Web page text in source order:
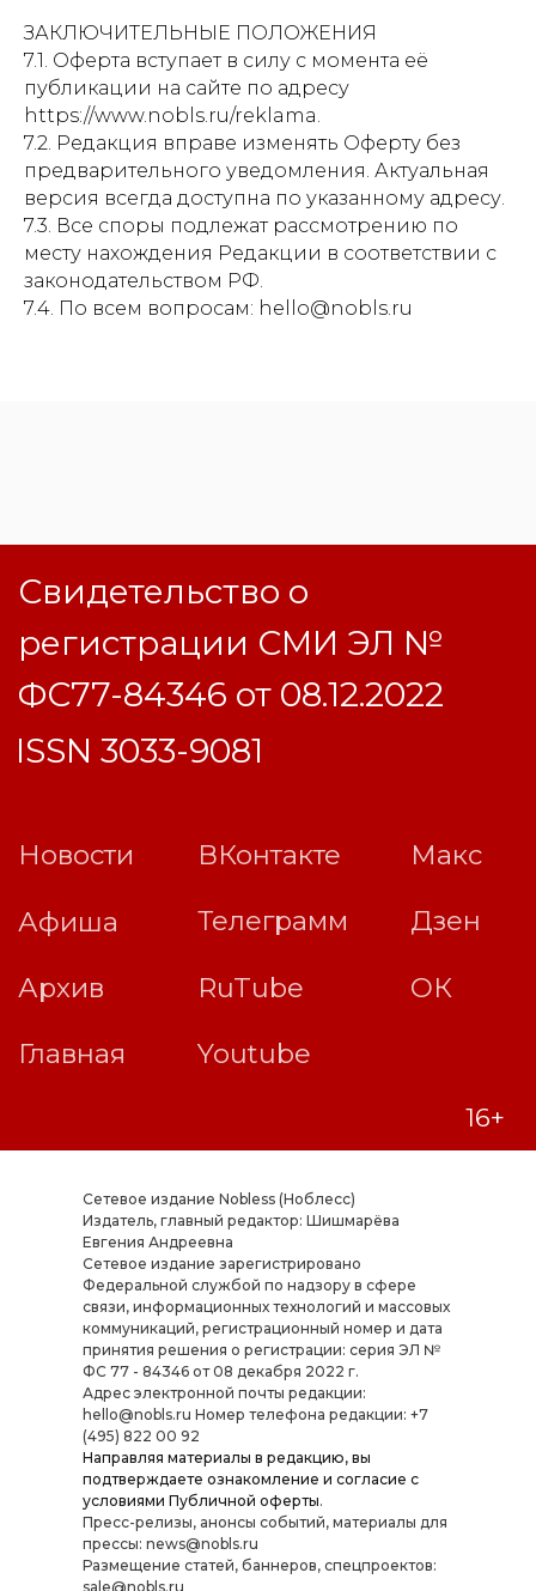
ЗАКЛЮЧИТЕЛЬНЫЕ ПОЛОЖЕНИЯ
7.1. Оферта вступает в силу с момента её
публикации на сайте по адресу
https://www.nobls.ru/reklama.
7.2. Редакция вправе изменять Оферту без
предварительного уведомления. Актуальная
версия всегда доступна по указанному адресу.
7.3. Все споры подлежат рассмотрению по
месту нахождения Редакции в соответствии с
законодательством РФ.
7.4. По всем вопросам: hello@nobls.ru
Сетевое издание Nobless (Ноблесс)
Издатель, главный редактор: Шишмарёва
Евгения Андреевна
Cетевое издание зарегистрировано
Федеральной службой по надзору в сфере
связи, информационных технологий и массовых
коммуникаций, регистрационный номер и дата
принятия решения о регистрации: серия ЭЛ №
ФС 77 - 84346 от 08 декабря 2022 г.
Адрес электронной почты редакции:
hello@nobls.ru Номер телефона редакции: +7
(495) 822 00 92
Направляя материалы в редакцию, вы
подтверждаете ознакомление и согласие с
условиями Публичной оферты.
Пресс-релизы, анонсы событий, материалы для
прессы: news@nobls.ru
Размещение статей, баннеров, спецпроектов:
sale@nobls.ru